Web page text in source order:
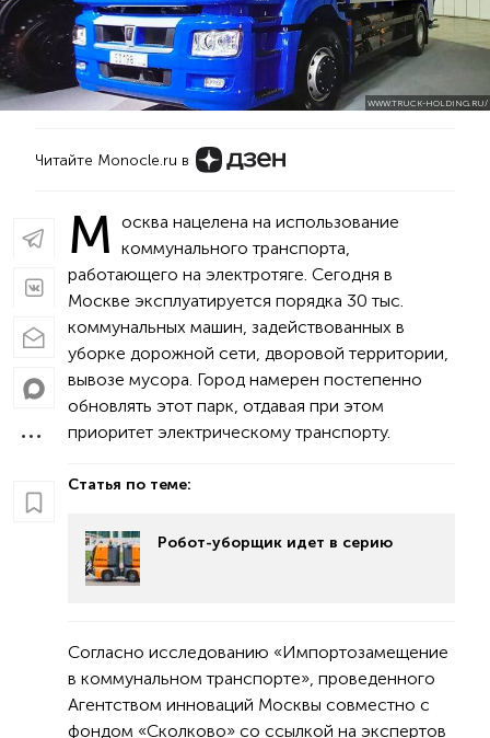
WWW.TRUCK-HOLDING.RU/
Читайте Monocle.ru в
М осква нацелена на использование
коммунального транспорта,
работающего на электротяге. Сегодня в
Москве эксплуатируется порядка 30 тыс.
коммунальных машин, задействованных в
уборке дорожной сети, дворовой территории,
вывозе мусора. Город намерен постепенно
обновлять этот парк, отдавая при этом
приоритет электрическому транспорту.
Статья по теме:
Робот-уборщик идет в серию
Согласно исследованию «Импортозамещение
в коммунальном транспорте», проведенного
Агентством инноваций Москвы совместно с
фондом «Сколково» со ссылкой на экспертов